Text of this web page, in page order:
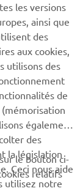
may
of Yamaha
Ltd.
road laws.
les versions
ainsi que
des
aux cookies,
utilisons des
de
également
des
la législation
Ceci nous aide
utilisez notre
le bouton ci-
relatifs